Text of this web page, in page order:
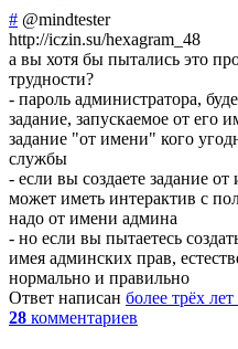
# @mindtester
http://iczin.su/hexagram_48
а вы хотя бы пытались это
трудности?
- пароль администратора,
задание, запускаемое от его
задание "от имени" кого
службы
- если вы создаете задание
может иметь интерактив с
надо от имени админа
- но если вы пытаетесь
имея админских прав,
нормально и правильно
Ответ написан более трёх лет
28 комментариев